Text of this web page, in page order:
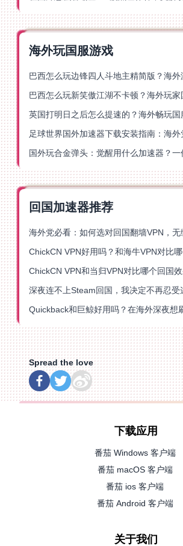
海外玩国服游戏
英国打明日之后怎么提速的？海外畅玩
回国加速器推荐
深夜连不上Steam回国，我决定不再忍受
Spread the love
下载应用
番茄 Windows 客户端
番茄 macOS 客户端
番茄 ios 客户端
番茄 Android 客户端
关于我们